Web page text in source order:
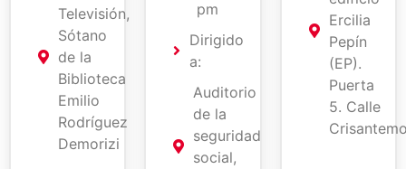
Televisión,
Sótano
de la
Biblioteca
Emilio
Rodríguez
Demorizi
pm
Dirigido
a:
Auditorio
de la
seguridad
social,
Ercilia
Pepín
(EP).
Puerta
5. Calle